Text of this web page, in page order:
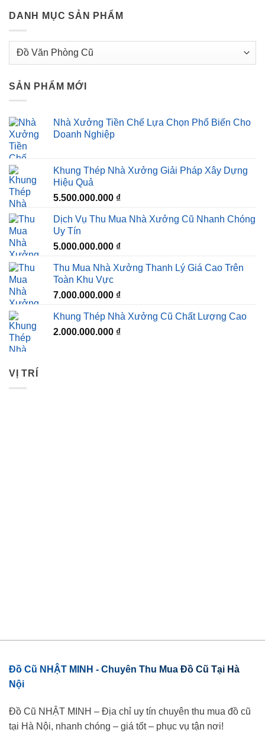
DANH MỤC SẢN PHẨM
SẢN PHẨM MỚI
Nhà Xưởng Tiền Chế Lựa Chọn Phổ Biến Cho
Doanh Nghiệp
Khung Thép Nhà Xưởng Giải Pháp Xây Dựng
Hiệu Quả
5.500.000.000 ₫
Dịch Vụ Thu Mua Nhà Xưởng Cũ Nhanh Chóng
Uy Tín
5.000.000.000 ₫
Thu Mua Nhà Xưởng Thanh Lý Giá Cao Trên
Toàn Khu Vực
7.000.000.000 ₫
Khung Thép Nhà Xưởng Cũ Chất Lượng Cao
2.000.000.000 ₫
VỊ TRÍ
Đồ Cũ NHẬT MINH - Chuyên Thu Mua Đồ Cũ Tại Hà
Nội
Đồ Cũ NHẬT MINH – Địa chỉ uy tín chuyên thu mua đồ cũ
tại Hà Nội, nhanh chóng – giá tốt – phục vụ tận nơi!